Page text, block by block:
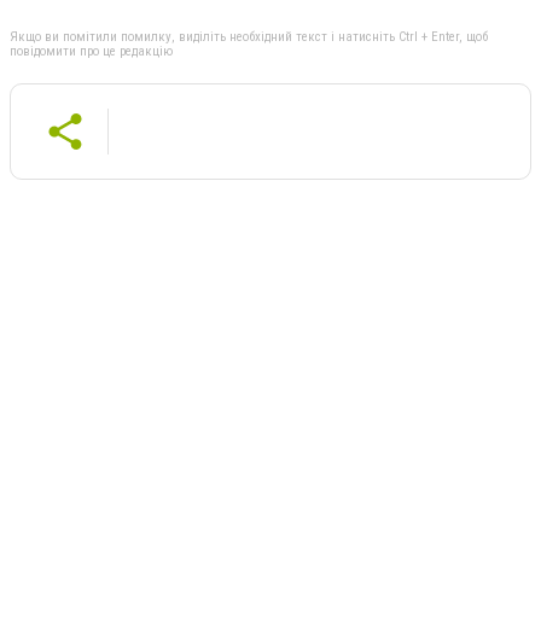
Якщо ви помітили помилку, виділіть необхідний текст і натисніть Ctrl + Enter, щоб
повідомити про це редакцію